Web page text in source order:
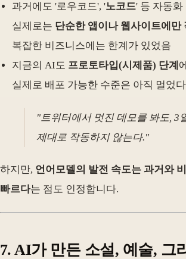
과거에도 '로우코드', '노코드' 등 자동
실제로는 단순한 앱이나 웹사이트에만
복잡한 비즈니스에는 한계가 있었음
지금의 AI도 프로토타입(시제품) 단계
실제로 배포 가능한 수준은 아직 멀었
"트위터에서 멋진 데모를 봐도, 3
제대로 작동하지 않는다."
하지만, 언어모델의 발전 속도는 과거와
빠르다는 점도 인정합니다.
7. AI가 만든 소설, 예술, 그